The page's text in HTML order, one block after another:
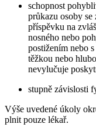
schopnost
průkazu osoby
příspěvku na
nosného nebo
postižením nebo
těžkou nebo
nevylučuje
stupně závislosti
Výše uvedené úkoly
plnit pouze lékař.